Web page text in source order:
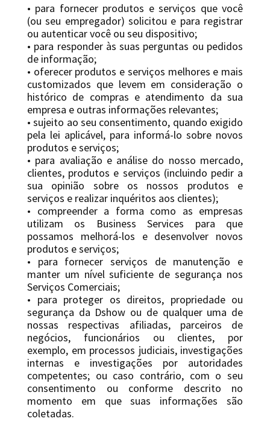
• para fornecer produtos e serviços que você
(ou seu empregador) solicitou e para registrar
ou autenticar você ou seu dispositivo;
• para responder às suas perguntas ou pedidos
de informação;
• oferecer produtos e serviços melhores e mais
customizados que levem em consideração o
histórico de compras e atendimento da sua
empresa e outras informações relevantes;
• sujeito ao seu consentimento, quando exigido
pela lei aplicável, para informá-lo sobre novos
produtos e serviços;
• para avaliação e análise do nosso mercado,
clientes, produtos e serviços (incluindo pedir a
sua opinião sobre os nossos produtos e
serviços e realizar inquéritos aos clientes);
• compreender a forma como as empresas
utilizam os Business Services para que
possamos melhorá-los e desenvolver novos
produtos e serviços;
• para fornecer serviços de manutenção e
manter um nível suficiente de segurança nos
Serviços Comerciais;
• para proteger os direitos, propriedade ou
segurança da Dshow ou de qualquer uma de
nossas respectivas afiliadas, parceiros de
negócios, funcionários ou clientes, por
exemplo, em processos judiciais, investigações
internas e investigações por autoridades
competentes; ou caso contrário, com o seu
consentimento ou conforme descrito no
momento em que suas informações são
coletadas.